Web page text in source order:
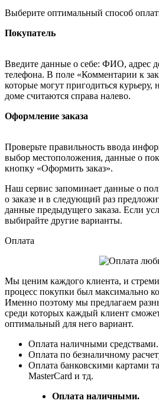
Выберите оптимальный способ
Покупатель
Введите данные о себе: ФИО, адрес
телефона. В поле «Комментарии к
которые могут пригодиться курьеру,
доме считаются справа налево.
Оформление заказа
Проверьте правильность ввода
выбор местоположения, данные о
кнопку «Оформить заказ».
Наш сервис запоминает данные о
о заказе и в следующий раз
данные предыдущего заказа. Если
выбирайте другие варианты.
Оплата
Мы ценим каждого клиента, и
процесс покупки был максимально
Именно поэтому мы предлагаем
среди которых каждый клиент
оптимальный для него вариант.
Оплата наличными средствами.
Оплата по безналичному
Оплата банковскими картами
MasterCard и тд.
Оплата наличными.